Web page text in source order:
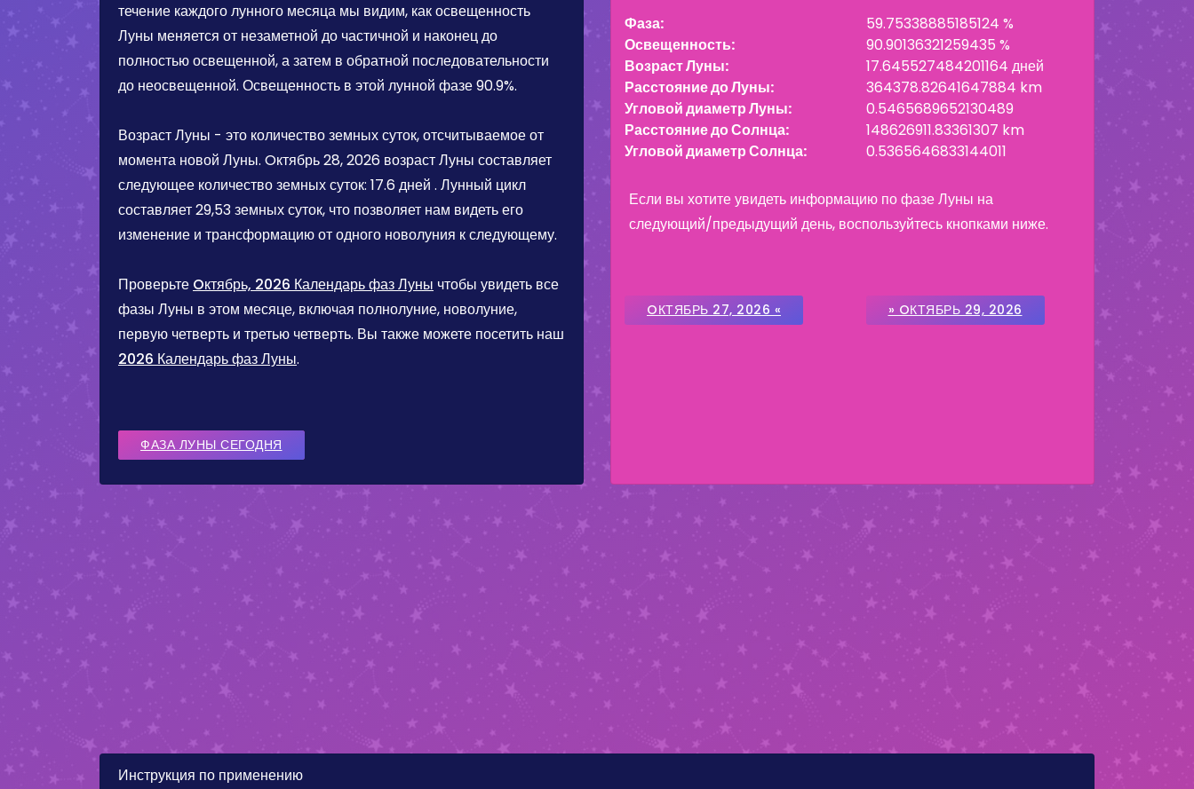
течение каждого лунного месяца мы видим, как освещенность
Луны меняется от незаметной до частичной и наконец до
полностью освещенной, а затем в обратной последовательности
до неосвещенной. Освещенность в этой лунной фазе90.9%.
Возраст Луны - это количество земных суток, отсчитываемое от
момента новой Луны. Oктябрь 28, 2026 возраст Луны составляет
следующее количество земных суток: 17.6 дней . Лунный цикл
составляет 29,53 земных суток, что позволяет нам видеть его
изменение и трансформацию от одного новолуния к следующему.
Проверьте Oктябрь, 2026 Календарь фаз Луны чтобы увидеть все
фазы Луны в этом месяце, включая полнолуние, новолуние,
первую четверть и третью четверть. Вы также можете посетить наш
2026 Календарь фаз Луны.
ФАЗА ЛУНЫ СЕГОДНЯ
Фаза:
59.75338885185124 %
Освещенность:
90.90136321259435 %
Возраст Луны:
17.645527484201164 дней
Расстояние до Луны:
364378.82641647884 km
Угловой диаметр Луны:
0.5465689652130489
Расстояние до Солнца:
148626911.83361307 km
Угловой диаметр Солнца:
0.5365646833144011
Если вы хотите увидеть информацию по фазе Луны на
следующий/предыдущий день, воспользуйтесь кнопками ниже.
OКТЯБРЬ 27, 2026 « » OКТЯБРЬ 29, 2026
Инструкция по применению